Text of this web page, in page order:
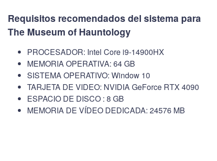
Requisitos recomendados del sistema para
The Museum of Hauntology
PROCESADOR: Intel Core i9-14900HX
MEMORIA OPERATIVA: 64 GB
SISTEMA OPERATIVO: Window 10
TARJETA DE VIDEO: NVIDIA GeForce RTX 4090
ESPACIO DE DISCO : 8 GB
MEMORIA DE VÍDEO DEDICADA: 24576 MB